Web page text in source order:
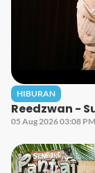
HIBURAN
Reedzwan -
05 Aug 2026 03:08 PM